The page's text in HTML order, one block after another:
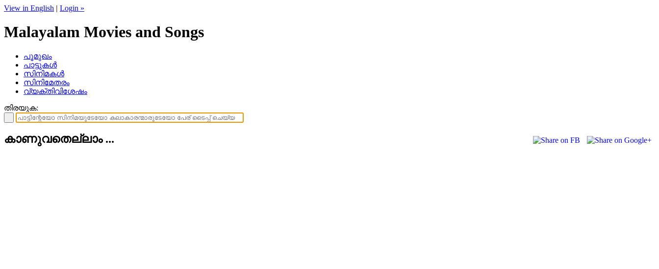
View in English | Login »
Malayalam Movies and Songs
പൂമുഖം
പാട്ടുകള്‍
സിനിമകള്‍
സിനിമേതരം
വ്യക്തിവിശേഷം
തിരയുക:
കാണുവതെല്ലാം ...